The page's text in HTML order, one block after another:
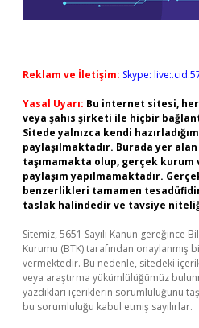
Reklam ve İletişim: Skype:
Yasal Uyarı: Bu internet sitesi,
veya şahıs şirketi ile hiçbir
Sitede yalnızca kendi
paylaşılmaktadır. Burada yer
taşımamakta olup, gerçek kurum
paylaşım yapılmamaktadır.
benzerlikleri tamamen
taslak halindedir ve tavsiye
Sitemiz, 5651 Sayılı Kanun gereğince
Kurumu (BTK) tarafından onaylanmış
vermektedir. Bu nedenle, sitedeki
veya araştırma yükümlülüğümüz
yazdıkları içeriklerin sorumluluğunu
bu sorumluluğu kabul etmiş sayılırlar.